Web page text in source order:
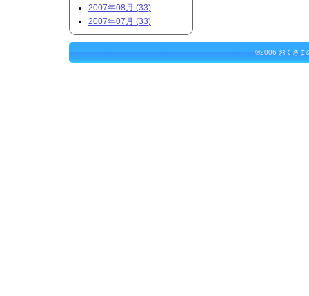
2007年08月 (33)
2007年07月 (33)
©2006 おくさま